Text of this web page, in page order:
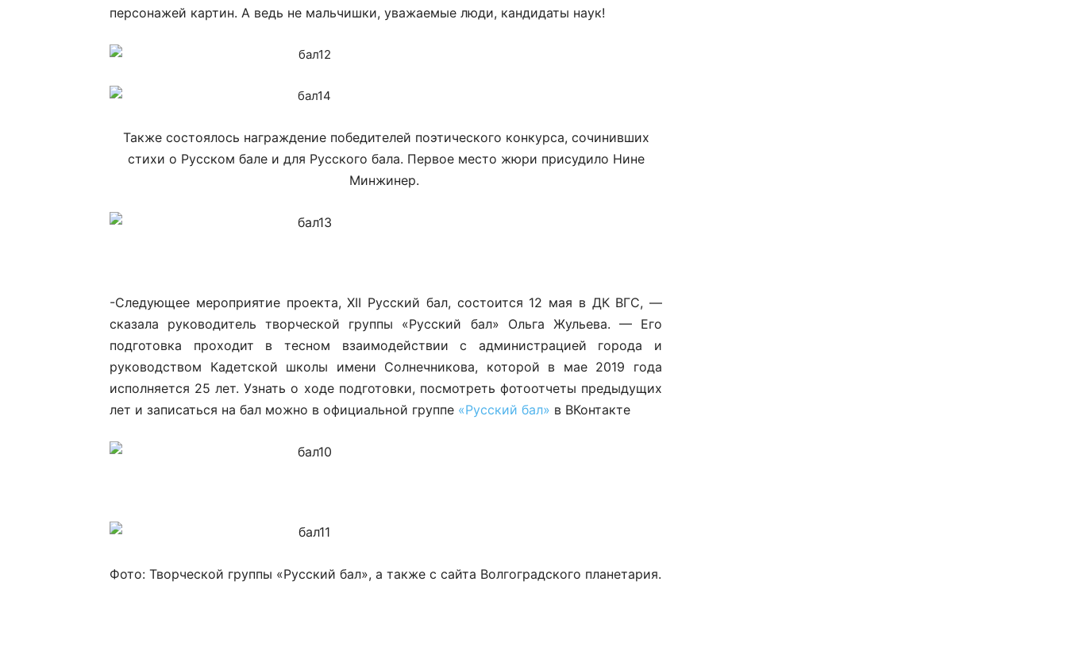
персонажей картин. А ведь не мальчишки, уважаемые люди, кандидаты наук!
Также состоялось награждение победителей поэтического конкурса, сочинивших
стихи о Русском бале и для Русского бала. Первое место жюри присудило Нине
Минжинер.
-Следующее мероприятие проекта, XII Русский бал, состоится 12 мая в ДК ВГС, —
сказала руководитель творческой группы «Русский бал» Ольга Жульева. — Его
подготовка проходит в тесном взаимодействии с администрацией города и
руководством Кадетской школы имени Солнечникова, которой в мае 2019 года
исполняется 25 лет. Узнать о ходе подготовки, посмотреть фотоотчеты предыдущих
лет и записаться на бал можно в официальной группе «Русский бал» в ВКонтакте
Фото: Творческой группы «Русский бал», а также с сайта Волгоградского планетария.